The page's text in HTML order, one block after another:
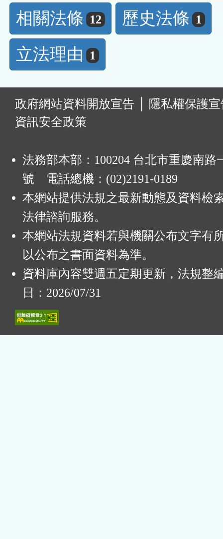
相關法條
12 歷史法條 1
立法理由 1
政府網站資料開放宣告
隱私權保護
資訊安全政策
法務部本部：100204 台北市重慶南路
號 電話總機：(02)2191-0189
本網站提供法規之最新動態及資料檢
法律諮詢服務。
本網站法規資料若與機關公布文字有
以公布之書面資料為準。
資料庫內容雙週五定期更新，法規整
日：2026/07/31